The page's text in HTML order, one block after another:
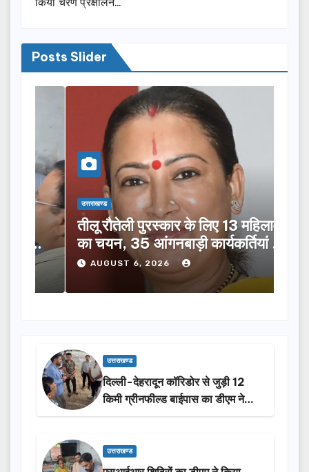
किया चरण प्रक्षालन…
Posts Slider
उत्तराखण्ड
तीलू रौतेली पुरस्कार के लिए 13 महिलाओं
का चयन, 35 आंगनबाड़ी कार्यकर्तियां भी
होंगी सम्मानित…
AUGUST 6, 2026
उत्तराखण्ड
दिल्ली-देहरादून कॉरिडोर से जुड़ी 12
किमी ग्रीनफील्ड बाईपास का डीएम ने
किया निरीक्षण…
उत्तराखण्ड